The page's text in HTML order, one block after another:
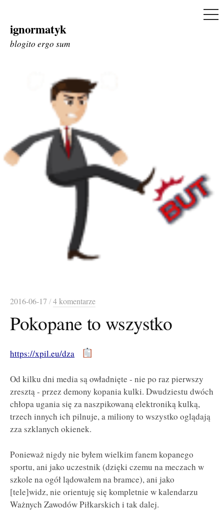
Skip
to
ignormatyk
blogito ergo sum
2016-06-17 /4 komentarze
Pokopane to wszystko
https://xpil.eu/dza
Od kilku dni media są owładnięte - nie po raz pierwszy
zresztą - przez demony kopania kulki. Dwudziestu dwóch
chłopa ugania się za naszpikowaną elektroniką kulką,
trzech innych ich pilnuje, a miliony to wszystko oglądają
zza szklanych okienek.
Ponieważ nigdy nie byłem wielkim fanem kopanego
sportu, ani jako uczestnik (dzięki czemu na meczach w
szkole na ogół lądowałem na bramce), ani jako
[tele]widz, nie orientuję się kompletnie w kalendarzu
Ważnych Zawodów Piłkarskich i tak dalej.